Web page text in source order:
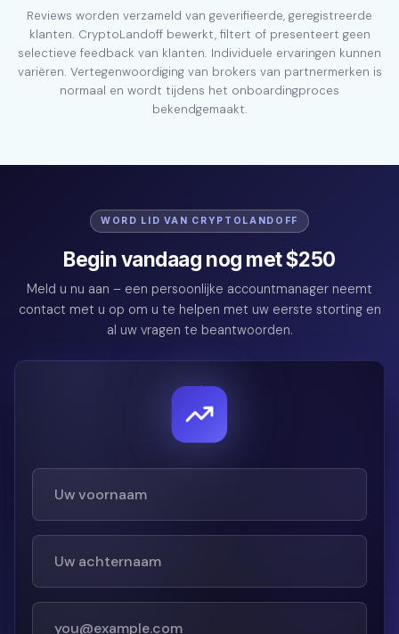
Reviews worden verzameld van geverifieerde, geregistreerde
klanten. CryptoLandoff bewerkt, filtert of presenteert geen
selectieve feedback van klanten. Individuele ervaringen kunnen
variëren. Vertegenwoordiging van brokers van partnermerken is
normaal en wordt tijdens het onboardingproces
bekendgemaakt.
WORD LID VAN CRYPTOLANDOFF
Begin vandaag nog met $250
Meld u nu aan – een persoonlijke accountmanager neemt
contact met u op om u te helpen met uw eerste storting en
al uw vragen te beantwoorden.